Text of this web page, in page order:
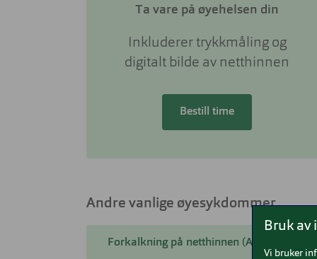
Ta vare på øyehelsen din
Inkluderer trykkmåling og
digitalt bilde av netthinnen
Bestill time
Andre vanlige øyesykdommer
Forkalkning på netthinnen (AMD)
Bruk av
Vi bruker